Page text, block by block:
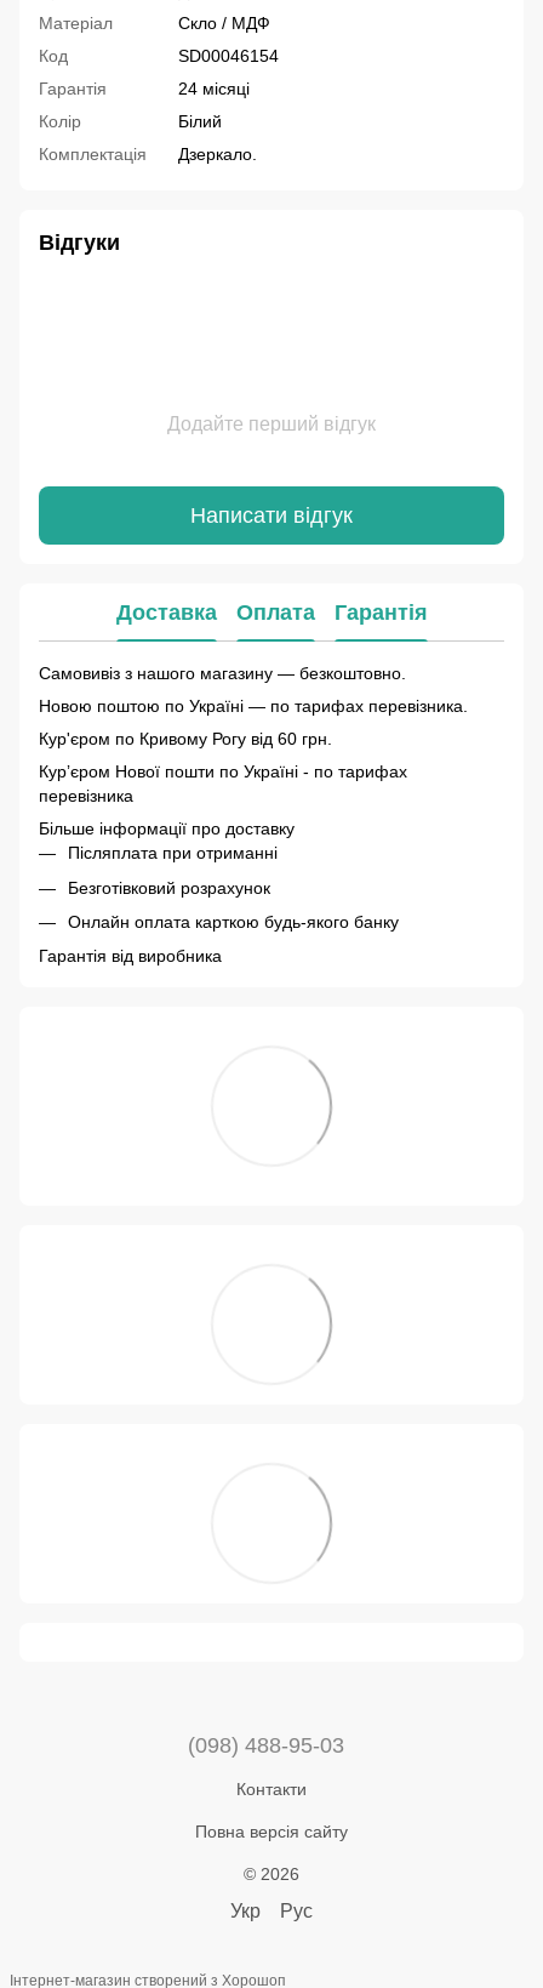
Матеріал
Скло / МДФ
Код
SD00046154
Гарантія
24 місяці
Колір
Білий
Комплектація
Дзеркало.
Відгуки
Додайте перший відгук
Написати відгук
Доставка Оплата Гарантія
Самовивіз з нашого магазину — безкоштовно.
Новою поштою по Україні — по тарифах перевізника.
Кур'єром по Кривому Рогу від 60 грн.
Курʼєром Нової пошти по Україні - по тарифах
перевізника
Більше інформації про доставку
Післяплата при отриманні
Безготівковий розрахунок
Онлайн оплата карткою будь-якого банку
Гарантія від виробника
(098) 488-95-03
Контакти
Повна версія сайту
© 2026
Укр Рус
Інтернет-магазин створений з Хорошоп